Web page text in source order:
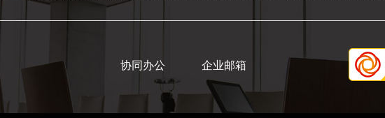
协同办公 企业邮箱